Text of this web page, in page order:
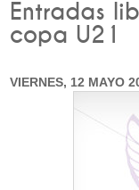
Entradas
copa U21
VIERNES, 12 MAYO